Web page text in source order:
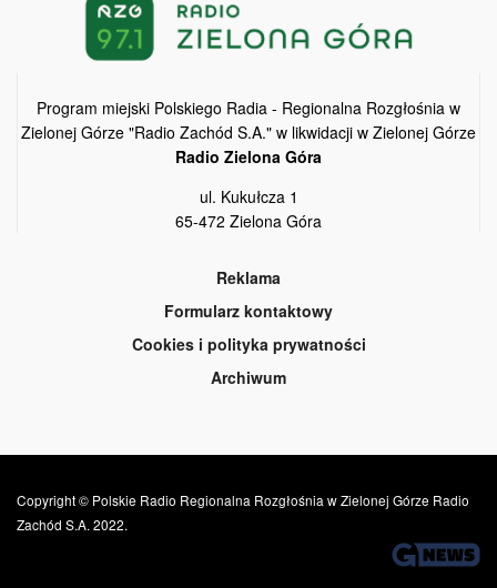
Program miejski Polskiego Radia - Regionalna Rozgłośnia w
Zielonej Górze "Radio Zachód S.A." w likwidacji w Zielonej Górze
Radio Zielona Góra
ul. Kukułcza 1
65-472 Zielona Góra
Reklama
Formularz kontaktowy
Cookies i polityka prywatności
Archiwum
Copyright © Polskie Radio Regionalna Rozgłośnia w Zielonej Górze Radio
Zachód S.A. 2022.